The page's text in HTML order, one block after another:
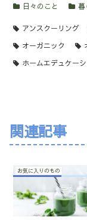
日々のこと 暮
アンスクーリング
オーガニック
ホームエデュケー
関連記事
お気に入りのもの